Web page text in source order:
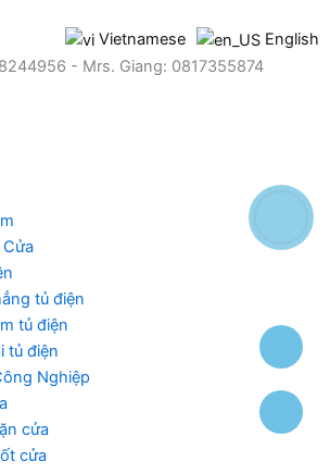
Vietnamese
English
- Mrs. Giang: 0817355874
tủ điện
tủ điện
tủ điện
Nghiệp
cửa
cửa